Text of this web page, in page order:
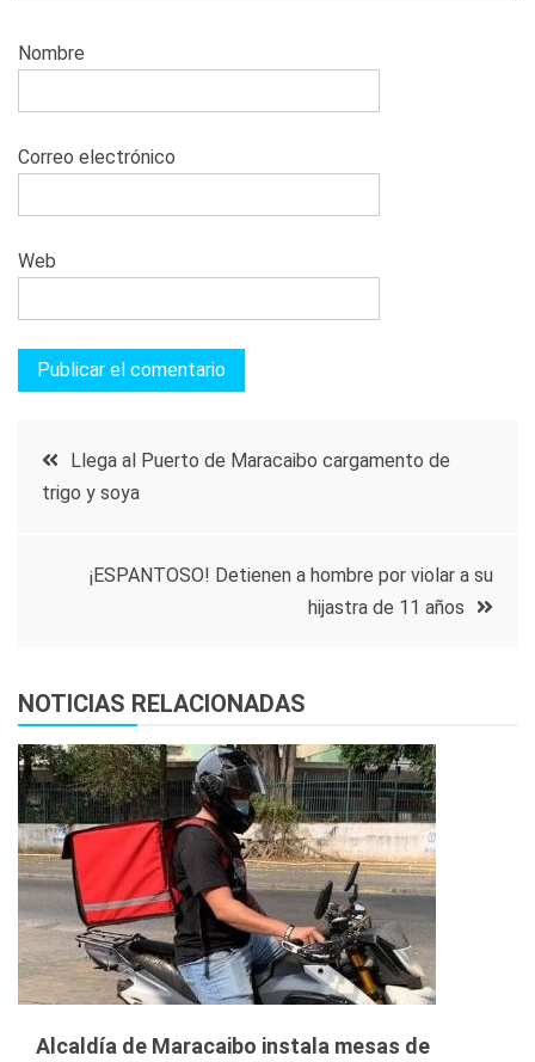
Nombre
Correo electrónico
Web
Navegación
entradas
Llega al Puerto de Maracaibo cargamento de
trigo y soya
¡ESPANTOSO! Detienen a hombre por violar a su
hijastra de 11 años
NOTICIAS RELACIONADAS
Alcaldía de Maracaibo instala mesas de